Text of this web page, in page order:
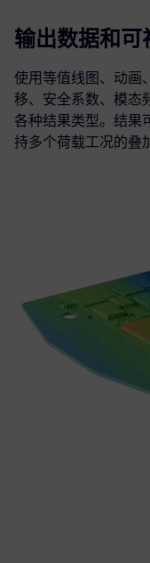
输出数据和可
使用等值线图、动画
移、安全系数、模态
各种结果类型。结果
持多个荷载工况的叠